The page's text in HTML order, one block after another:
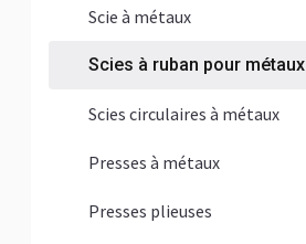
Scie à métaux
Scies à ruban pour métaux
Scies circulaires à métaux
Presses à métaux
Presses plieuses